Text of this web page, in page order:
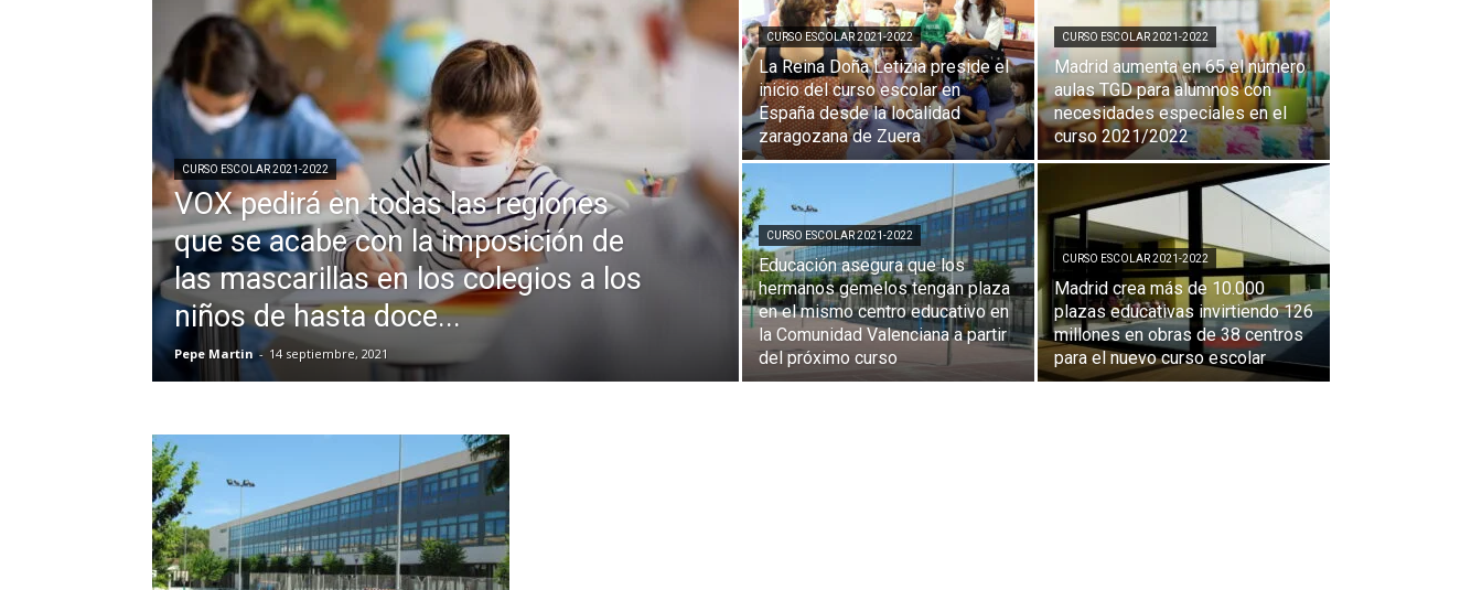
CURSO ESCOLAR 2021-2022
VOX pedirá en todas las regiones
que se acabe con la imposición de
las mascarillas en los colegios a los
niños de hasta doce...
Pepe Martin - 14 septiembre, 2021
CURSO ESCOLAR 2021-2022
La Reina Doña Letizia preside el
inicio del curso escolar en
España desde la localidad
zaragozana de Zuera
CURSO ESCOLAR 2021-2022
Madrid aumenta en 65 el número
aulas TGD para alumnos con
necesidades especiales en el
curso 2021/2022
CURSO ESCOLAR 2021-2022
Educación asegura que los
hermanos gemelos tengan plaza
en el mismo centro educativo en
la Comunidad Valenciana a partir
del próximo curso
CURSO ESCOLAR 2021-2022
Madrid crea más de 10.000
plazas educativas invirtiendo 126
millones en obras de 38 centros
para el nuevo curso escolar